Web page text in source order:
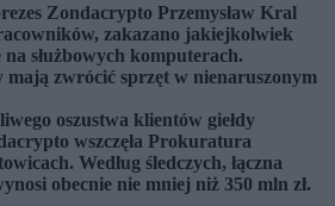
Zondacrypto Przemysław Kral
zakazano jakiejkolwiek
służbowych komputerach.
mają zwrócić sprzęt w nienaruszonym
oszustwa klientów giełdy
wszczęła Prokuratura
Według śledczych, łączna
obecnie nie mniej niż 350 mln zł.